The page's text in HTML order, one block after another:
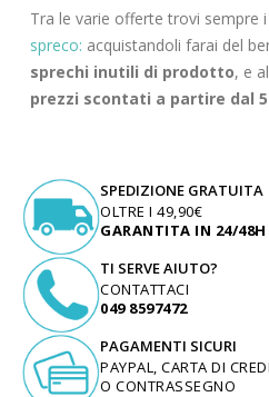
Tra le varie offerte trovi sempre
spreco: acquistandoli farai del
sprechi inutili di prodotto, e
prezzi scontati a partire dal
SPEDIZIONE GRATUITA
OLTRE I 49,90€
GARANTITA IN 24/48H
TI SERVE AIUTO?
CONTATTACI
049 8597472
PAGAMENTI SICURI
PAYPAL, CARTA DI
O CONTRASSEGNO